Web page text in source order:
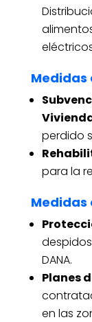
Medidas
perdido
para la
Medidas
DANA.
Planes
en las